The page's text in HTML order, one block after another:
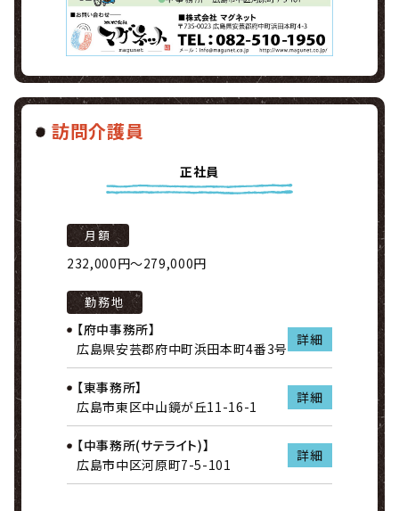
訪問介護員
正社員
月額
232,000円～279,000円
勤務地
【府中事務所】
広島県安芸郡府中町浜田本町4番3号
詳細
【東事務所】
広島市東区中山鏡が丘11-16-1
詳細
【中事務所(サテライト)】
広島市中区河原町7-5-101
詳細